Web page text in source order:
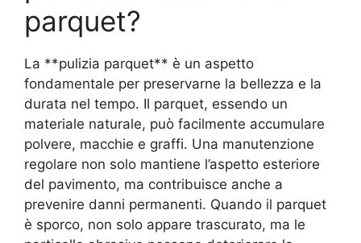
parquet?
La **pulizia parquet** è un aspetto
fondamentale per preservarne la bellezza e la
durata nel tempo. Il parquet, essendo un
materiale naturale, può facilmente accumulare
polvere, macchie e graffi. Una manutenzione
regolare non solo mantiene l’aspetto esteriore
del pavimento, ma contribuisce anche a
prevenire danni permanenti. Quando il parquet
è sporco, non solo appare trascurato, ma le